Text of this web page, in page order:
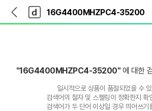
다
나
와
가
다
와
"16G4400MHZPC4-35200" 에 대한
일시적으로 상품이 품절되었을 수
검색어의 철자 및 스펠링이 정확한지 확
검색어가 두 단어 이상일 경우 띄어쓰기